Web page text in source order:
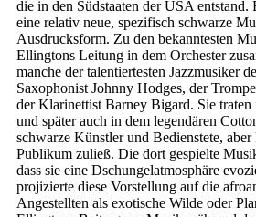
die in den Südstaaten der USA entstand.
eine relativ neue, spezifisch schwarze
Ausdrucksform. Zu den bekanntesten
Ellingtons Leitung in dem Orchester
manche der talentiertesten Jazzmusiker
Saxophonist Johnny Hodges, der
der Klarinettist Barney Bigard. Sie
und später auch in dem legendären
schwarze Künstler und Bedienstete, aber
Publikum zuließ. Die dort gespielte
dass sie eine Dschungelatmosphäre
projizierte diese Vorstellung auf die
Angestellten als exotische Wilde oder